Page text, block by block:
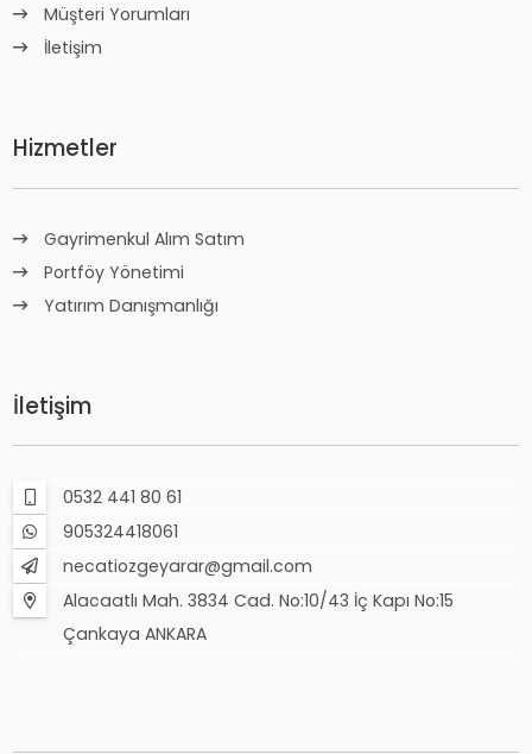
Müşteri Yorumları
İletişim
Hizmetler
Gayrimenkul Alım Satım
Portföy Yönetimi
Yatırım Danışmanlığı
İletişim
0532 441 80 61
905324418061
necatiozgeyarar@gmail.com
Alacaatlı Mah. 3834 Cad. No:10/43 İç Kapı No:15
Çankaya ANKARA